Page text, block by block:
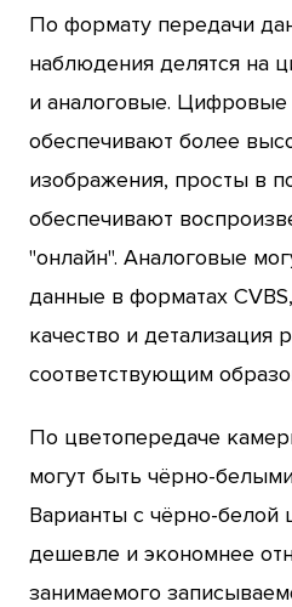
По формату передачи
наблюдения делятся на
и аналоговые.
обеспечивают более
изображения, просты в
обеспечивают
"онлайн". Аналоговые
данные в форматах
качество и детализация
соответствующим
По цветопередаче
могут быть чёрно-
Варианты с чёрно-белой
дешевле и экономнее
занимаемого